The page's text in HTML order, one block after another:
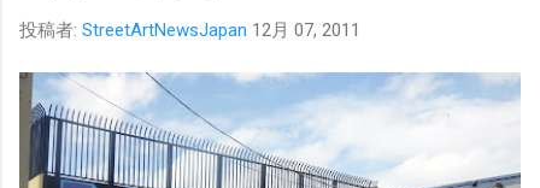
投稿者: StreetArtNewsJapan 12月 07, 2011